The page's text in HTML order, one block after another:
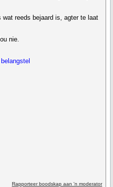
reeds bejaard is, agter te laat
nie.
Rapporteer boodskap aan 'n moderator